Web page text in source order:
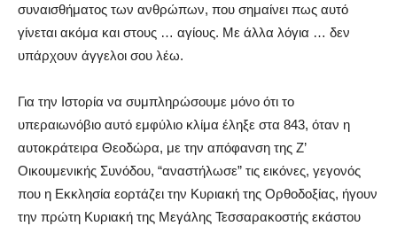
συναισθήματος των ανθρώπων, που σημαίνει πως αυτό
γίνεται ακόμα και στους … αγίους. Με άλλα λόγια … δεν
υπάρχουν άγγελοι σου λέω.
Για την Ιστορία να συμπληρώσουμε μόνο ότι το
υπεραιωνόβιο αυτό εμφύλιο κλίμα έληξε στα 843, όταν η
αυτοκράτειρα Θεοδώρα, με την απόφανση της Ζ’
Οικουμενικής Συνόδου, “αναστήλωσε” τις εικόνες, γεγονός
που η Εκκλησία εορτάζει την Κυριακή της Ορθοδοξίας, ήγουν
την πρώτη Κυριακή της Μεγάλης Τεσσαρακοστής εκάστου